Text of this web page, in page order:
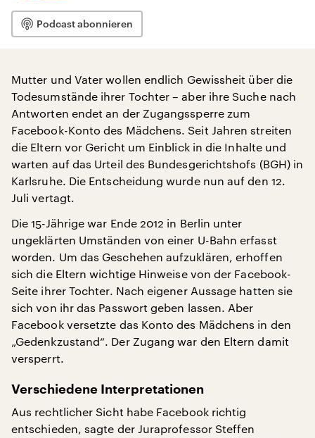
Podcast abonnieren
Mutter und Vater wollen endlich Gewissheit über die
Todesumstände ihrer Tochter – aber ihre Suche nach
Antworten endet an der Zugangssperre zum
Facebook-Konto des Mädchens. Seit Jahren streiten
die Eltern vor Gericht um Einblick in die Inhalte und
warten auf das Urteil des Bundesgerichtshofs (BGH) in
Karlsruhe. Die Entscheidung wurde nun auf den 12.
Juli vertagt.
Die 15-Jährige war Ende 2012 in Berlin unter
ungeklärten Umständen von einer U-Bahn erfasst
worden. Um das Geschehen aufzuklären, erhoffen
sich die Eltern wichtige Hinweise von der Facebook-
Seite ihrer Tochter. Nach eigener Aussage hatten sie
sich von ihr das Passwort geben lassen. Aber
Facebook versetzte das Konto des Mädchens in den
„Gedenkzustand“. Der Zugang war den Eltern damit
versperrt.
Verschiedene Interpretationen
Aus rechtlicher Sicht habe Facebook richtig
entschieden, sagte der Juraprofessor Steffen